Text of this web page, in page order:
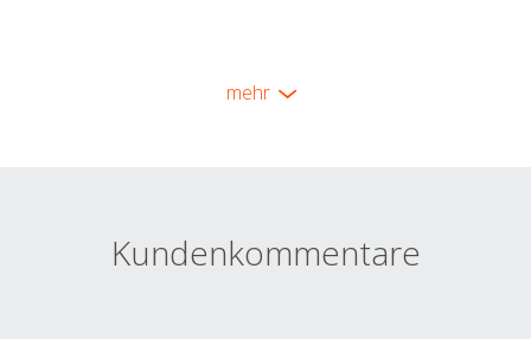
mehr
Kundenkommentare